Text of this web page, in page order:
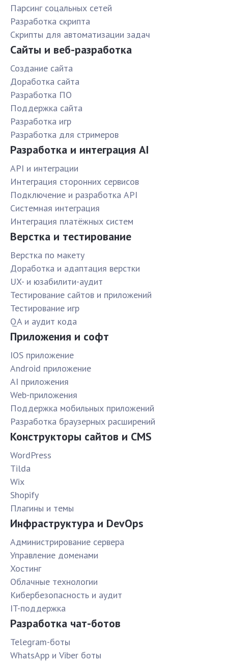
Парсинг соцальных сетей
Разработка скрипта
Скрипты для автоматизации задач
Сайты и веб-разработка
Создание сайта
Доработка сайта
Разработка ПО
Поддержка сайта
Разработка игр
Разработка для стримеров
Разработка и интеграция AI
API и интеграции
Интеграция сторонних сервисов
Подключение и разработка API
Системная интеграция
Интеграция платёжных систем
Верстка и тестирование
Верстка по макету
Доработка и адаптация верстки
UX- и юзабилити-аудит
Тестирование сайтов и приложений
Тестирование игр
QA и аудит кода
Приложения и софт
IOS приложение
Android приложение
AI приложения
Web-приложения
Поддержка мобильных приложений
Разработка браузерных расширений
Конструкторы сайтов и CMS
WordPress
Tilda
Wix
Shopify
Плагины и темы
Инфраструктура и DevOps
Администрирование сервера
Управление доменами
Хостинг
Облачные технологии
Кибербезопасность и аудит
IT-поддержка
Разработка чат-ботов
Telegram-боты
WhatsApp и Viber боты